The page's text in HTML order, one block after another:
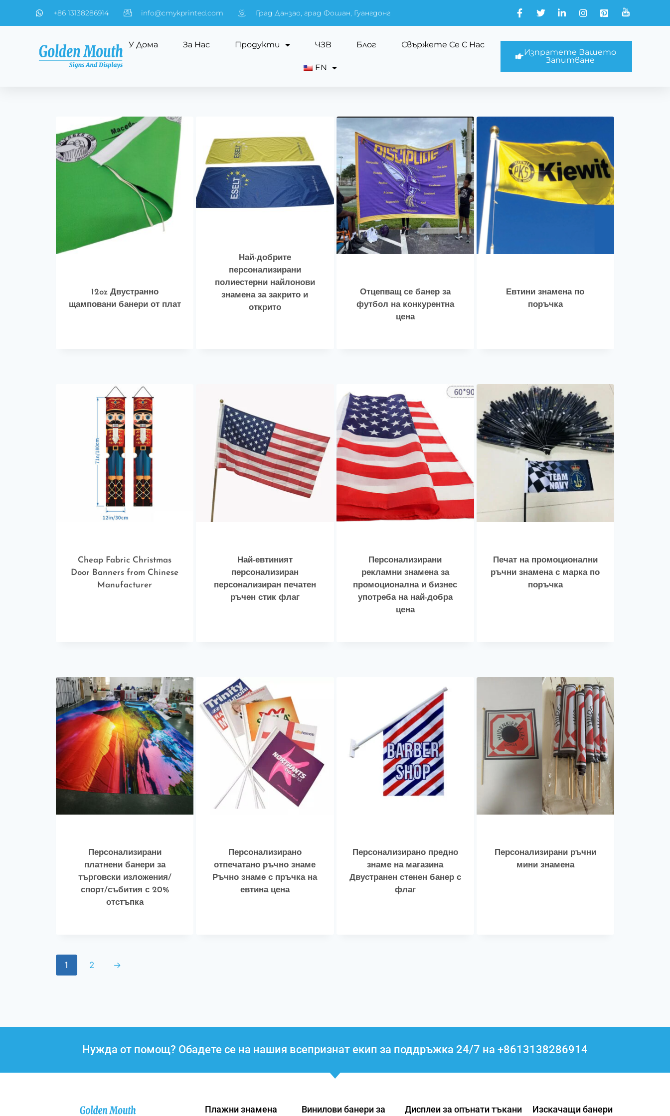
+86 13138286914 info@cmykprinted.com Град Данзао, град Фошан, Гуангдонг
У Дома За Нас Продукти ЧЗВ Блог Свържете Се С Нас
EN
Изпратете Вашето
Запитване
12oz Двустранно
щамповани банери от плат
Най-добрите
персонализирани
полиестерни найлонови
знамена за закрито и
открито
Отцепващ се банер за
футбол на конкурентна
цена
Евтини знамена по
поръчка
Cheap Fabric Christmas
Door Banners from Chinese
Manufacturer
Най-евтиният
персонализиран
персонализиран печатен
ръчен стик флаг
Персонализирани
рекламни знамена за
промоционална и бизнес
употреба на най-добра
цена
Печат на промоционални
ръчни знамена с марка по
поръчка
Персонализирани
платнени банери за
търговски изложения/
спорт/събития с 20%
отстъпка
Персонализирано
отпечатано ръчно знаме
Ръчно знаме с пръчка на
евтина цена
Персонализирано предно
знаме на магазина
Двустранен стенен банер с
флаг
Персонализирани ръчни
мини знамена
1 2 →
Нужда от помощ? Обадете се на нашия всепризнат екип за поддръжка 24/7 на +8613138286914
Плажни знамена
Винилови банери за
Дисплеи за опънати тъкани Изскачащи банери